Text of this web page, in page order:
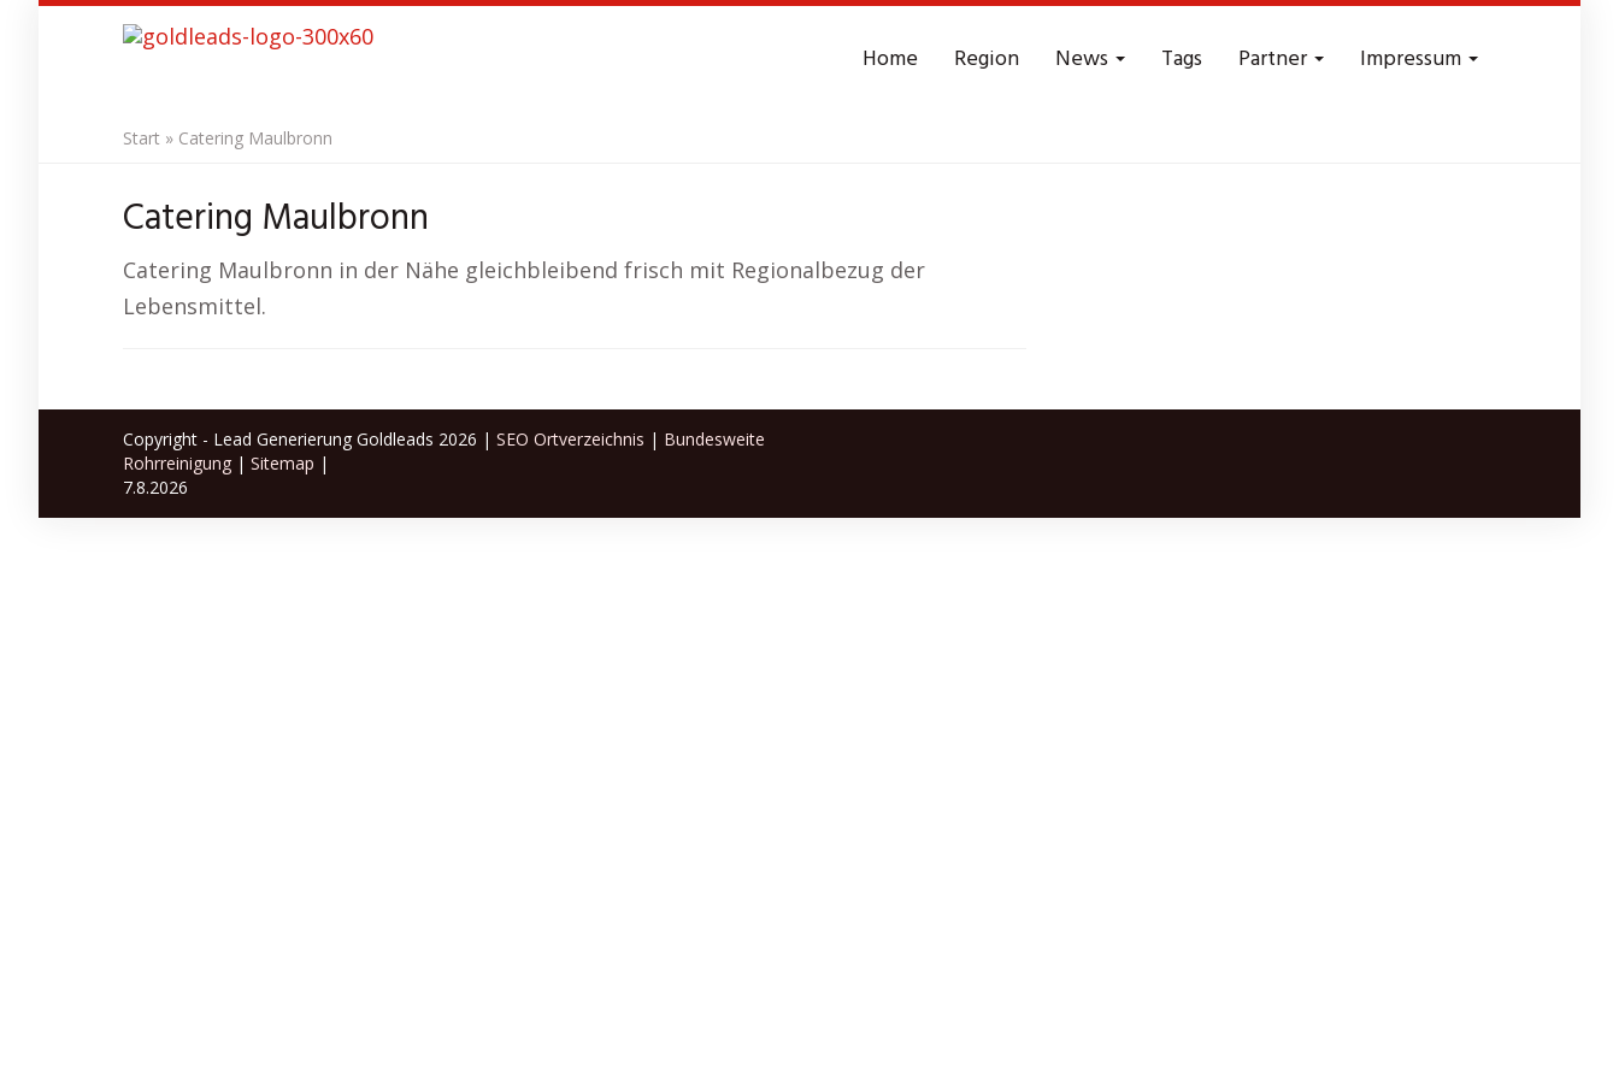
Home Region News Tags Partner Impressum
Start » Catering Maulbronn
Catering Maulbronn
Catering Maulbronn in der Nähe gleichbleibend frisch mit Regionalbezug der
Lebensmittel.
Copyright - Lead Generierung Goldleads 2026 | SEO Ortverzeichnis | Bundesweite
Rohrreinigung | Sitemap |
7.8.2026